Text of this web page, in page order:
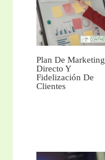
Plan De Marketing
Directo Y
Fidelización De
Clientes